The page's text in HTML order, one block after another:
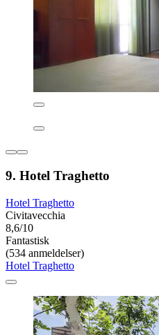
9. Hotel Traghetto
Hotel Traghetto
Civitavecchia
8,6/10
Fantastisk
(534 anmeldelser)
Hotel Traghetto